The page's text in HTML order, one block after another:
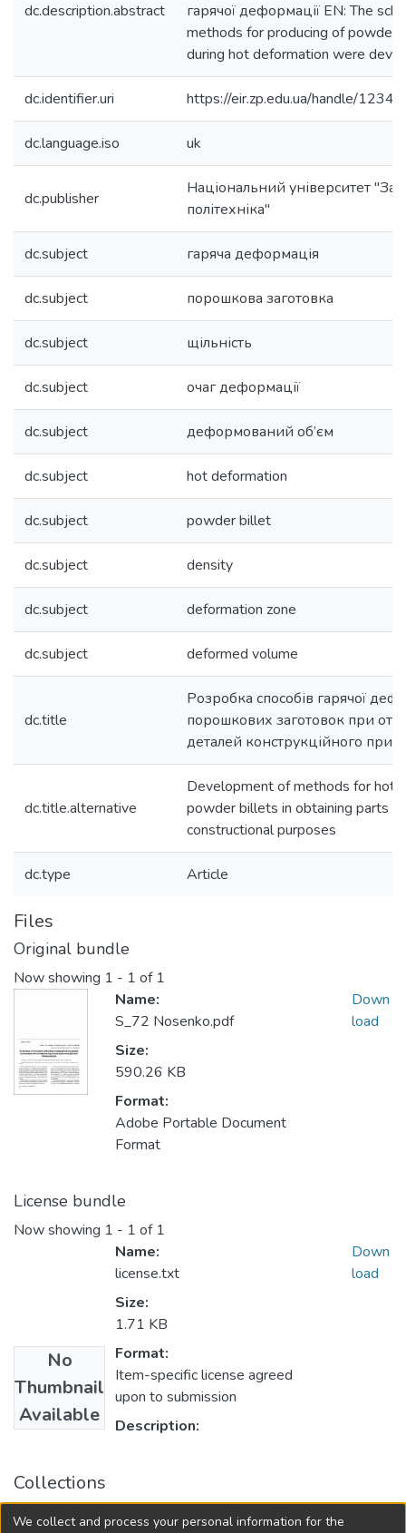
dc.description.abstract
гарячої деформації EN: The
methods for producing of powder
during hot deformation were
dc.identifier.uri https://eir.zp.edu.ua/handle/
dc.language.iso uk
dc.publisher
Національний університет
політехніка"
dc.subject гаряча деформація
dc.subject порошкова заготовка
dc.subject щільність
dc.subject очаг деформації
dc.subject деформований об’єм
dc.subject hot deformation
dc.subject powder billet
dc.subject density
dc.subject deformation zone
dc.subject deformed volume
dc.title
Розробка способів гарячої
порошкових заготовок при
деталей конструкційного
dc.title.alternative
Development of methods for hot
powder billets in obtaining parts
constructional purposes
dc.type Article
Files
Original bundle
Now showing 1 - 1 of 1
Name:
S_72 Nosenko.pdf
Size:
590.26 KB
Format:
Adobe Portable Document
Format
Down
load
License bundle
Now showing 1 - 1 of 1
No
Thumbnail
Available
Name:
license.txt
Size:
1.71 KB
Format:
Item-specific license agreed
upon to submission
Description:
Down
load
Collections
Нові матеріали і технології в металургії та
We collect and process your personal information for the